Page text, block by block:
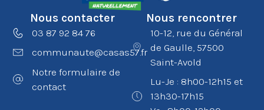
Nous contacter
03 87 92 84 76
communaute@casas57.fr
Notre formulaire de
contact
Nous rencontrer
10-12, rue du Général
de Gaulle, 57500
Saint-Avold
Lu-Je : 8h00-12h15 et
13h30-17h15